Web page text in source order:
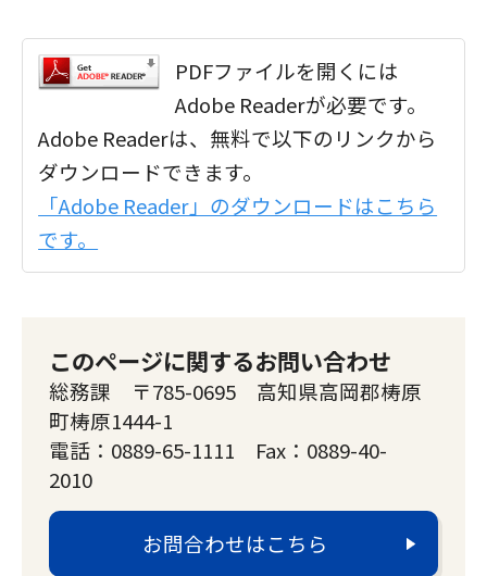
PDFファイルを開くには
Adobe Readerが必要です。
Adobe Readerは、無料で以下のリンクから
ダウンロードできます。
「Adobe Reader」のダウンロードはこちら
です。
このページに関するお問い合わせ
総務課 〒785-0695 高知県高岡郡梼原
町梼原1444-1
電話：0889-65-1111 Fax：0889-40-
2010
お問合わせはこちら